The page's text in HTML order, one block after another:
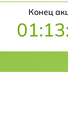
Конец